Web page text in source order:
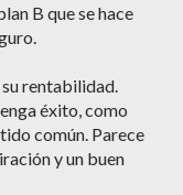
B que se hace
rentabilidad.
éxito, como
común. Parece
y un buen